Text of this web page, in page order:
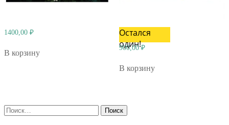
1400,00 ₽
В корзину
Остался
один!
900,00₽
В корзину
Найти: